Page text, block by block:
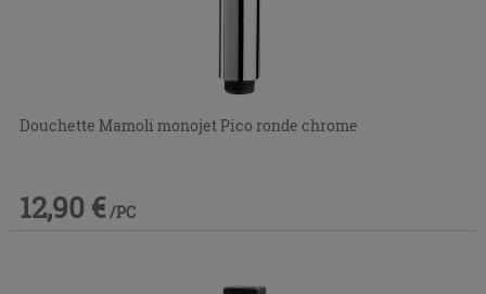
Douchette Mamoli monojet Pico ronde chrome
12,90 € /PC